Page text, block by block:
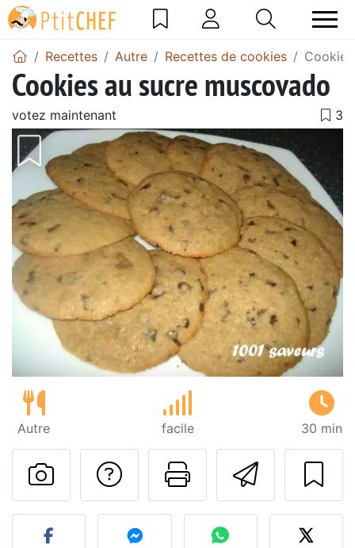
Recettes Autre Recettes de cookies
Cookies au sucre muscovado
votez maintenant
Autre facile 30 min
Imprimer
Poser une
Publier votre photo de